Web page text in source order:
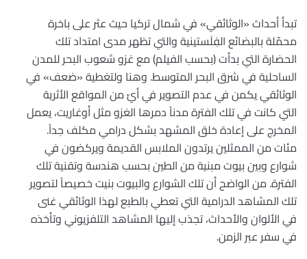
تبدأ أحداث «الوثائقي» في شمال تركيا حيث عثر على باخرة
محمّلة بالبضائع الفِلَستينية والتي تظهر مدى امتداد تلك
الحضارة التي بدأت (بحسب الفيلم) مع غزو شعوب البحر للمدن
الساحلية في شرق البحر المتوسط. وهنا ولتغطية «ضعف» في
الوثائقي يكمن في عدم التصوير في أيّ من المواقع الأثرية
التي كانت في تلك الفترة مدناً دمرها الغزو مثل أوغاريت، يعمل
المخرج على إعادة خلق المشهد بشكل درامي مكلف جداً.
مئات من الممثلين يرتدون الملابس القديمة ويركضون في
شوارع وبين بيوت مبنية من الطين بحسب هندسة وتقنية تلك
الفترة. من الواضح أن تلك الشوارع والبيوت بنيت خصيصاً لتصوير
تلك المشاهد الدرامية التي تعطي بالطبع لهذا الوثائقي غنى
في الألوان والأحداث، تجذب إليها المشاهد التلفزيوني وتأخذه
في سفر عبر الزمن.